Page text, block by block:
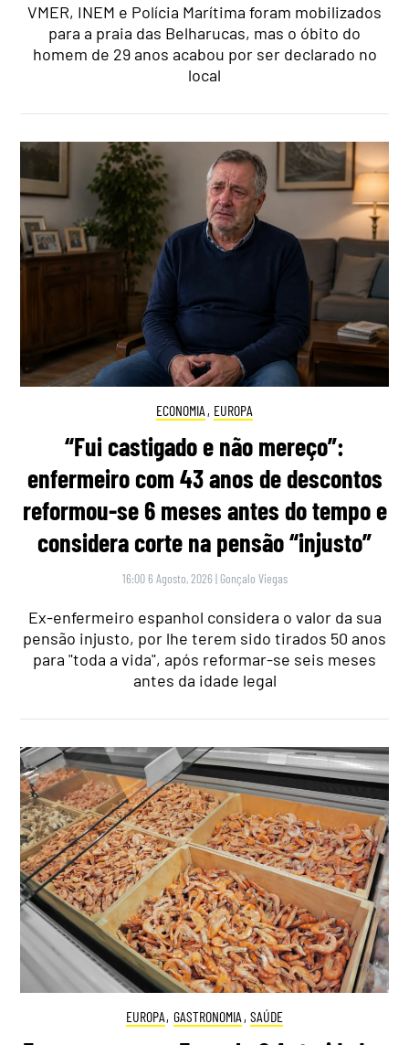
VMER, INEM e Polícia Marítima foram mobilizados
para a praia das Belharucas, mas o óbito do
homem de 29 anos acabou por ser declarado no
local
ECONOMIA , EUROPA
“Fui castigado e não mereço”:
enfermeiro com 43 anos de descontos
reformou-se 6 meses antes do tempo e
considera corte na pensão “injusto”
16:00 6 Agosto, 2026 | Gonçalo Viegas
Ex-enfermeiro espanhol considera o valor da sua
pensão injusto, por lhe terem sido tirados 50 anos
para "toda a vida", após reformar-se seis meses
antes da idade legal
EUROPA, GASTRONOMIA , SAÚDE